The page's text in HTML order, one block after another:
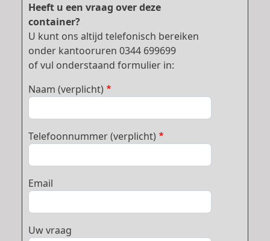
Heeft u een vraag over deze
container?
U kunt ons altijd telefonisch bereiken
onder kantooruren 0344 699699
of vul onderstaand formulier in:
Naam (verplicht)
Telefoonnummer (verplicht)
Email
Uw vraag